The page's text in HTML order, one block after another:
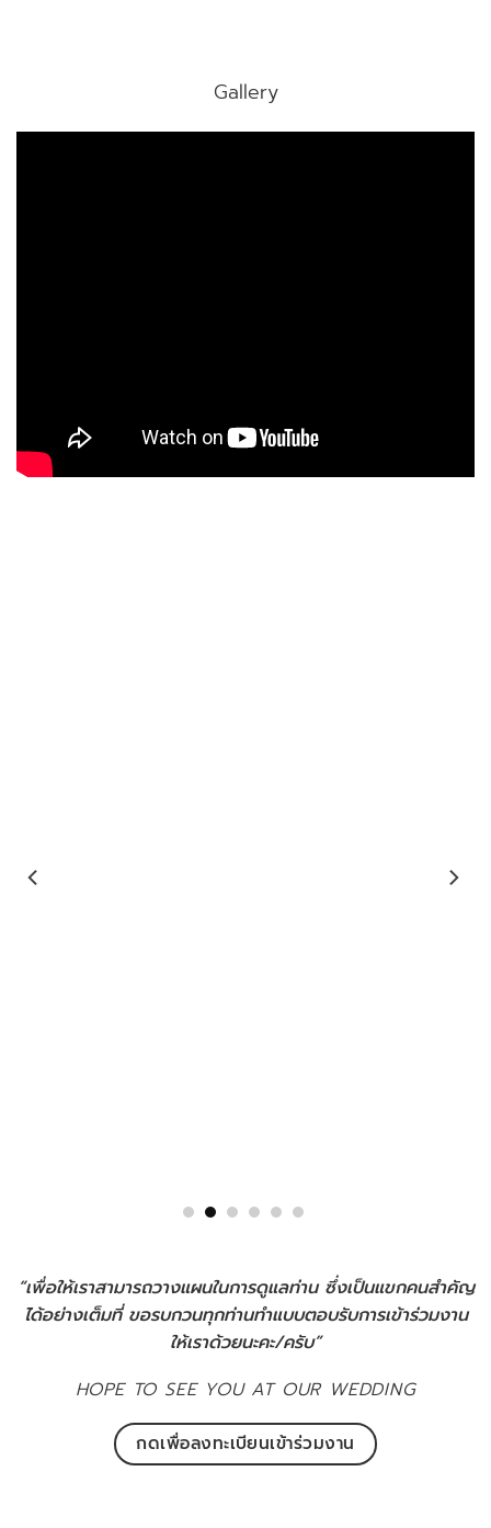
Gallery
“เพื่อให้เราสามารถวางแผนในการดูแลท่าน ซึ่งเป็นแขกคนสำคัญ
ได้อย่างเต็มที่ ขอรบกวนทุกท่านทำแบบตอบรับการเข้าร่วมงาน
ให้เราด้วยนะคะ/ครับ”
HOPE TO SEE YOU AT OUR WEDDING
กดเพื่อลงทะเบียนเข้าร่วมงาน